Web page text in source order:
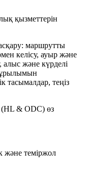
қызметтерін
маршрутты
келісу, ауыр және
алыс және күрделі
тасымалдар, теңіз
(HL & ODC) өз
және теміржол